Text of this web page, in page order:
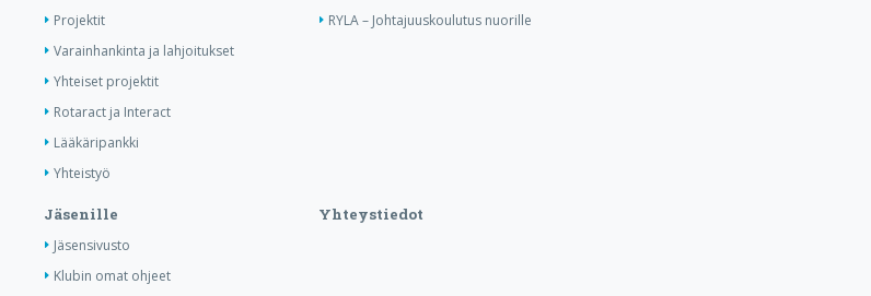
Projektit
Varainhankinta ja lahjoitukset
Yhteiset projektit
Rotaract ja Interact
Lääkäripankki
Yhteistyö
RYLA – Johtajuuskoulutus nuorille
Jäsenille
Jäsensivusto
Klubin omat ohjeet
Yhteystiedot